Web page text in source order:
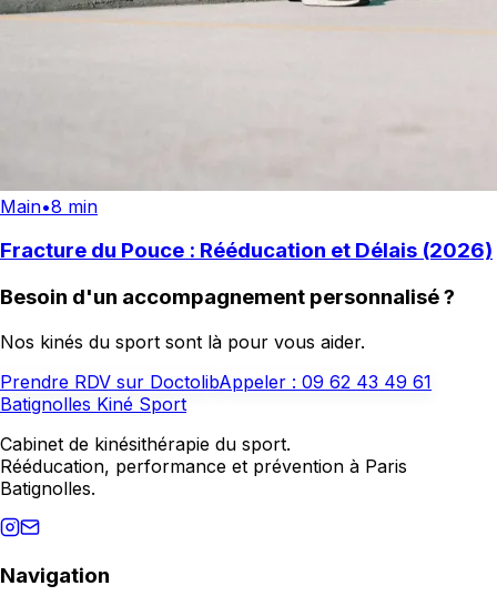
Main•8 min
Fracture du Pouce : Rééducation et Délais (2026)
Besoin d'un accompagnement personnalisé ?
Nos kinés du sport sont là pour vous aider.
Prendre RDV sur DoctolibAppeler : 09 62 43 49 61
Batignolles Kiné Sport
Cabinet de kinésithérapie du sport.
Rééducation, performance et prévention à Paris
Batignolles.
Navigation